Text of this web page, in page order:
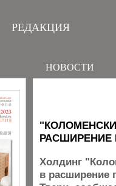
РЕДАКЦИЯ
НОВОСТИ
РАСШИРЕНИЕ
Холдинг
в расширение